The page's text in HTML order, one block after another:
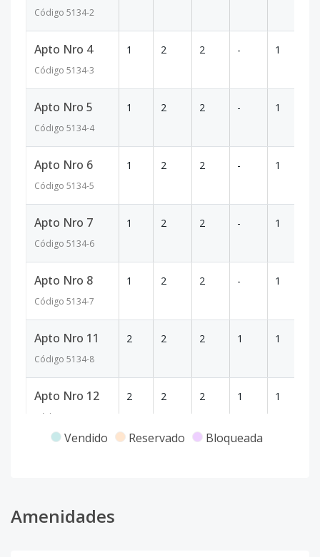
Código 5134-2
Apto Nro 4
Código 5134-3
1 2 2 - 1
Apto Nro 5
Código 5134-4
1 2 2 - 1
Apto Nro 6
Código 5134-5
1 2 2 - 1
Apto Nro 7
Código 5134-6
1 2 2 - 1
Apto Nro 8
Código 5134-7
1 2 2 - 1
Apto Nro 11
Código 5134-8
2 2 2 1 1
Apto Nro 12
Código
2 2 2 1 1
Apto Nro 14
Vendido Reservado Bloqueada
Amenidades